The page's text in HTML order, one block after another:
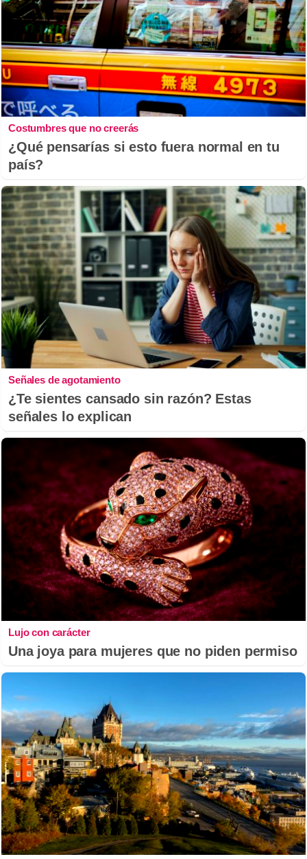
Costumbres que no creerás
¿Qué pensarías si esto fuera normal en tu
país?
Señales de agotamiento
¿Te sientes cansado sin razón? Estas
señales lo explican
Lujo con carácter
Una joya para mujeres que no piden permiso